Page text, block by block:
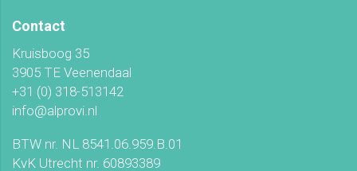
Contact
Kruisboog 35
3905 TE Veenendaal
+31 (0) 318-513142
info@alprovi.nl
BTW nr. NL 8541.06.959.B.01
KvK Utrecht nr. 60893389